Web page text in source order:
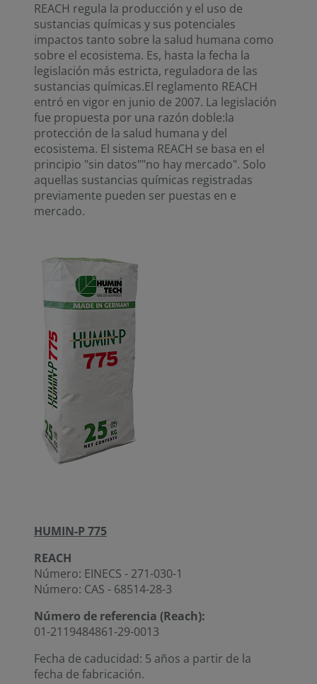
REACH regula la producción y el uso de
sustancias químicas y sus potenciales
impactos tanto sobre la salud humana como
sobre el ecosistema. Es, hasta la fecha la
legislación más estricta, reguladora de las
sustancias químicas.El reglamento REACH
entró en vigor en junio de 2007. La legislación
fue propuesta por una razón doble:la
protección de la salud humana y del
ecosistema. El sistema REACH se basa en el
principio "sin datos""no hay mercado". Solo
aquellas sustancias químicas registradas
previamente pueden ser puestas en e
mercado.
HUMIN-P 775
REACH
Número: EINECS - 271-030-1
Número: CAS - 68514-28-3
Número de referencia (Reach):
01-2119484861-29-0013
Fecha de caducidad: 5 años a partir de la
fecha de fabricación.